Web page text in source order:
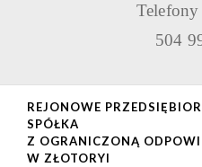
Telefony
504
REJONOWE
SPÓŁKA
Z OGRANICZONĄ
W ZŁOTORYI